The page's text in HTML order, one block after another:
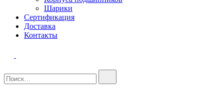
Шарики
Сертификация
Доставка
Контакты